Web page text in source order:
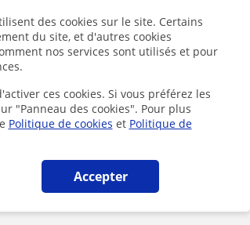
des cookies sur le site. Certains
du site, et d'autres cookies
nos services sont utilisés et pour
ces cookies. Si vous préférez les
"Panneau des cookies". Pour plus
Politique de cookies et Politique de
Accepter
aux examens ( TEF-
speak better , learn faster-
de langue française avec une solide
de différents niveaux, du débutant au...